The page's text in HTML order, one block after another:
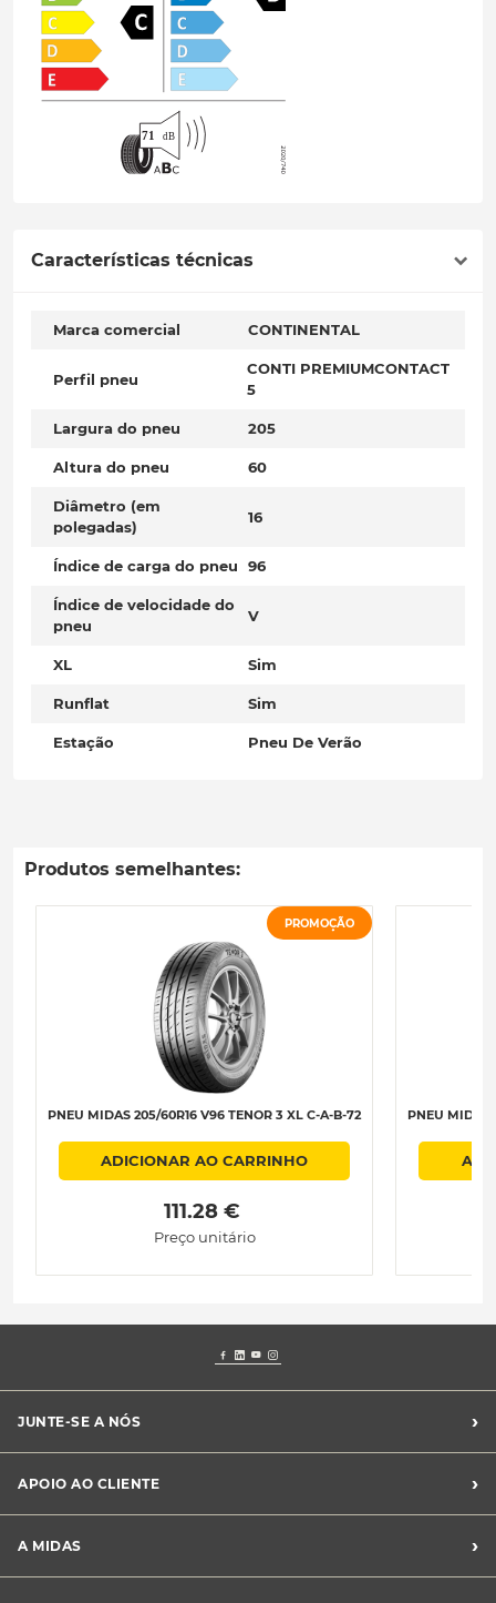
Características técnicas
Marca comercial CONTINENTAL
Perfil pneu
CONTI PREMIUMCONTACT
5
Largura do pneu 205
Altura do pneu 60
Diâmetro (em
polegadas)
16
Índice de carga do pneu 96
Índice de velocidade do
pneu
V
XL Sim
Runflat Sim
Estação Pneu De Verão
Produtos semelhantes:
PROMOÇÃO
PNEU MIDAS 205/60R16 V96 TENOR 3 XL C-A-B-72
ADICIONAR AO CARRINHO
111.28 €
Preço unitário
PNEU MIDAS
JUNTE-SE A NÓS ›
Franchising Midas
APOIO AO CLIENTE ›
Livro de Reclamações
Canal de Denúncias
A MIDAS ›